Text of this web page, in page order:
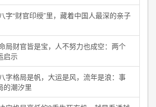
字“财官印绶”里，藏着中国人最深的亲子
局财官皆是宝，人不努力也成空：两个
启示
字格局是帆，大运是风，流年是浪：事
的潮汐里